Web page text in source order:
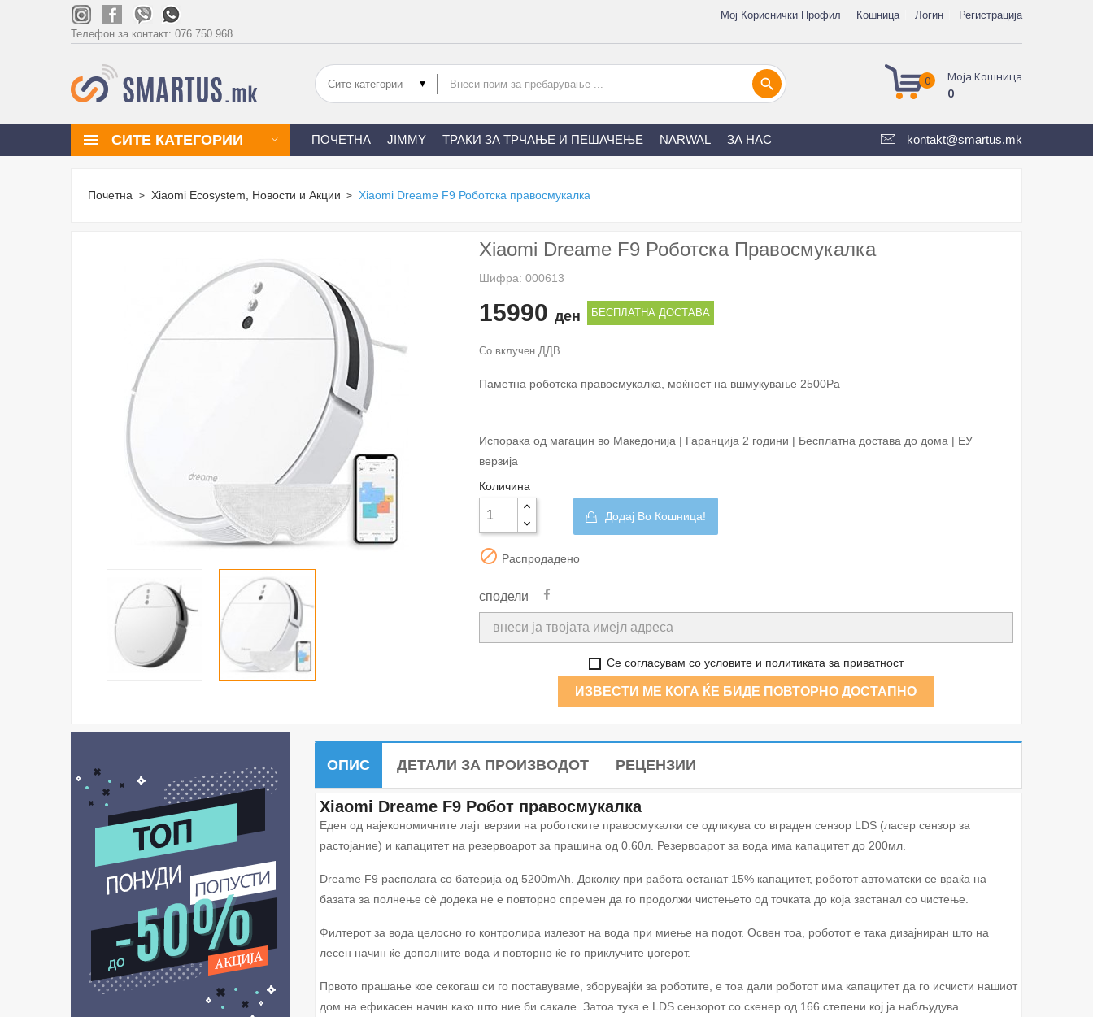
Мој Кориснички Профил Кошница Логин
Регистрација
Телефон за контакт: 076 750 968
Моја Кошница
0
0
search
kontakt@smartus.mk
СИТЕ КАТЕГОРИИ ПОЧЕТНА JIMMY ТРАКИ ЗА ТРЧАЊЕ И ПЕШАЧЕЊЕ NARWAL ЗА НАС
Почетна Xiaomi Ecosystem, Новости и Акции Xiaomi Dreame F9 Роботска правосмукалка
Xiaomi Dreame F9 Роботска Правосмукалка
Шифра: 000613
15990 ден БЕСПЛАТНА ДОСТАВА
Со вклучен ДДВ
Паметна роботска правосмукалка, моќност на вшмукување 2500Pa
Испорака од магацин во Македонија | Гаранција 2 години | Бесплатна достава до дома | ЕУ
верзија
Количина
Додај Во Кошница!
 Распродадено
сподели
Се согласувам со условите и политиката за приватност
ИЗВЕСТИ МЕ КОГА ЌЕ БИДЕ ПОВТОРНО ДОСТАПНО
ОПИС ДЕТАЛИ ЗА ПРОИЗВОДОТ РЕЦЕНЗИИ
Xiaomi Dreame F9 Робот правосмукалка
Еден од најекономичните лајт верзии на роботските правосмукалки се одликува со вграден сензор LDS (ласер сензор за
растојание) и капацитет на резервоарот за прашина од 0.60л. Резервоарот за вода има капацитет до 200мл.
Dreame F9 располага со батерија од 5200mAh. Доколку при работа останат 15% капацитет, роботот автоматски се враќа на
базата за полнење сѐ додека не е повторно спремен да го продолжи чистењето од точката до која застанал со чистење.
Филтерот за вода целосно го контролира излезот на вода при миење на подот. Освен тоа, роботот е така дизајниран што на
лесен начин ќе дополните вода и повторно ќе го приклучите џогерот.
Првото прашање кое секогаш си го поставуваме, зборувајќи за роботите, е тоа дали роботот има капацитет да го исчисти нашиот
дом на ефикасен начин како што ние би сакале. Затоа тука е LDS сензорот со скенер од 166 степени кој ја набљудува